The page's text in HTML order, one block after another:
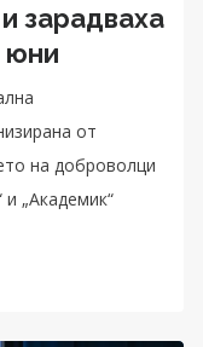
зарадваха
юни
от
на доброволци
„Академик“